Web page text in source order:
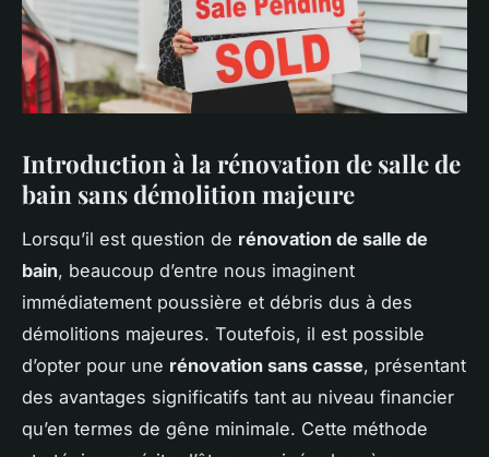
Introduction à la rénovation de salle de
bain sans démolition majeure
Lorsqu’il est question de rénovation de salle de
bain, beaucoup d’entre nous imaginent
immédiatement poussière et débris dus à des
démolitions majeures. Toutefois, il est possible
d’opter pour une rénovation sans casse, présentant
des avantages significatifs tant au niveau financier
qu’en termes de gêne minimale. Cette méthode